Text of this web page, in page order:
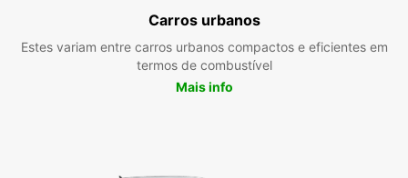
Carros urbanos
Estes variam entre carros urbanos compactos e eficientes em
termos de combustível
Mais info